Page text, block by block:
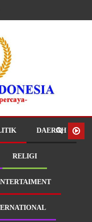
DAERAH
RELIGI